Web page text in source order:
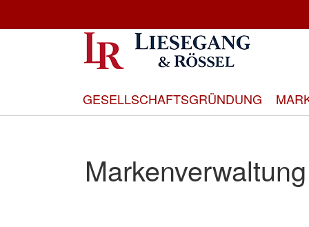
zum
Inhalt
GESELLSCHAFTSGRÜNDUNG